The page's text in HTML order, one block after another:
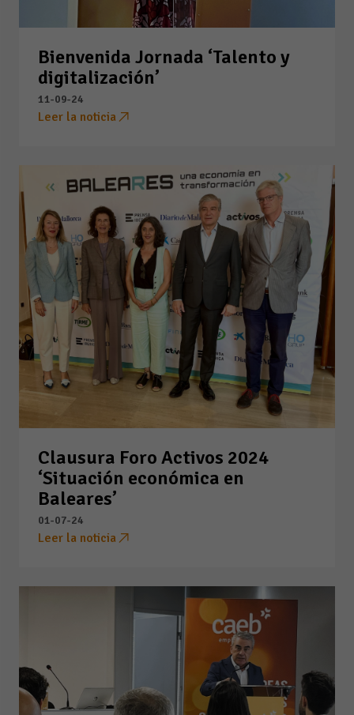
Bienvenida Jornada ‘Talento y
digitalización’
11-09-24
Leer la noticia
Clausura Foro Activos 2024
‘Situación económica en
Baleares’
01-07-24
Leer la noticia